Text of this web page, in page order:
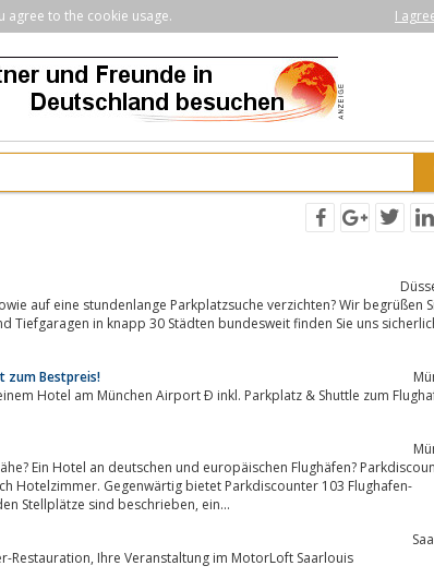
agree to the cookie usage. I
auf eine stundenlange Parkplatzsuche verzichten? Wir begrüßen
Tiefgaragen in knapp 30 Städten bundesweit finden Sie uns
zum Bestpreis!
Hotel am München Airport Ð inkl. Parkplatz & Shuttle zum
Ein Hotel an deutschen und europäischen Flughäfen?
Parkplätze und 120 Hotels. Die online zu buchenden Stellplätze sind beschrieben, ein...
Stellplätze & Glasgaragen, Werkstätten & Oldtimer-Restauration, Ihre Veranstaltung im MotorLoft Saarlouis